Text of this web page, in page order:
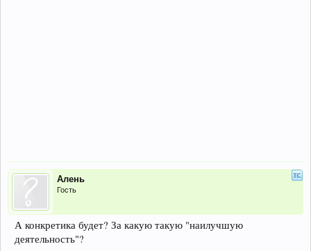
Алень
Гость
А конкретика будет? За какую такую "наилучшую
деятельность"?